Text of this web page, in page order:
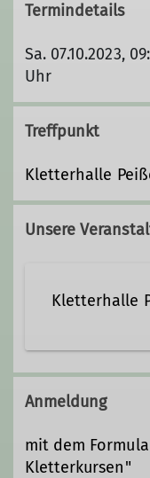
Termindetails
Sa. 07.10.2023,
Uhr
Treffpunkt
Kletterhalle
Unsere
Kletterhalle
82362
Anmeldung
mit dem
Kletterkursen"